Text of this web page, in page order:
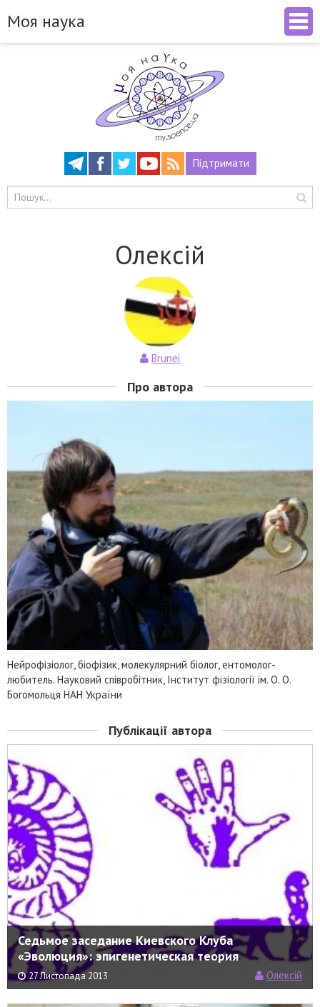
Підтримати
Моя наука
Олексій
Brunei
Про автора
Нейрофізіолог, біофізик, молекулярний біолог, ентомолог-
любитель. Науковий співробітник, Інститут фізіології ім. О. О.
Богомольця НАН України
Публікації автора
Седьмое заседание Киевского Клуба
«Эволюция»: эпигенетическая теория
27 Листопада 2013 Олексій